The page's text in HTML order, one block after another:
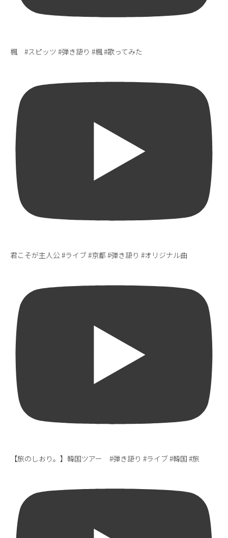
楓 #スピッツ #弾き語り #楓 #歌ってみた
君こそが主人公 #ライブ #京都 #弾き語り #オリジナル曲
【旅のしおり。】韓国ツアー #弾き語り #ライブ #韓国 #旅